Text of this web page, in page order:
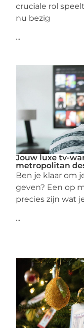
cruciale rol
nu bezig
...
Jouw luxe tv-
metropolitan
Ben je klaar om
geven? Een op
precies zijn wat
...